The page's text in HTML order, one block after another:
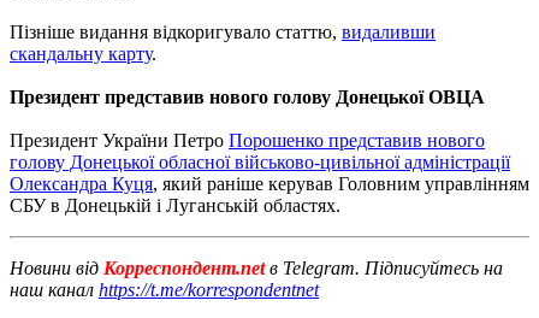
Пізніше видання відкоригувало статтю, видаливши
скандальну карту.
Президент представив нового голову Донецької ОВЦА
Президент України Петро Порошенко представив нового
голову Донецької обласної військово-цивільної адміністрації
Олександра Куця, який раніше керував Головним управлінням
СБУ в Донецькій і Луганській областях.
Новини від Корреспондент.netв Telegram. Підписуйтесь на
наш канал https://t.me/korrespondentnet